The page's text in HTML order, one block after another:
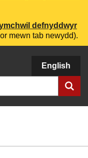
defnyddwyr
mewn tab newydd).
English